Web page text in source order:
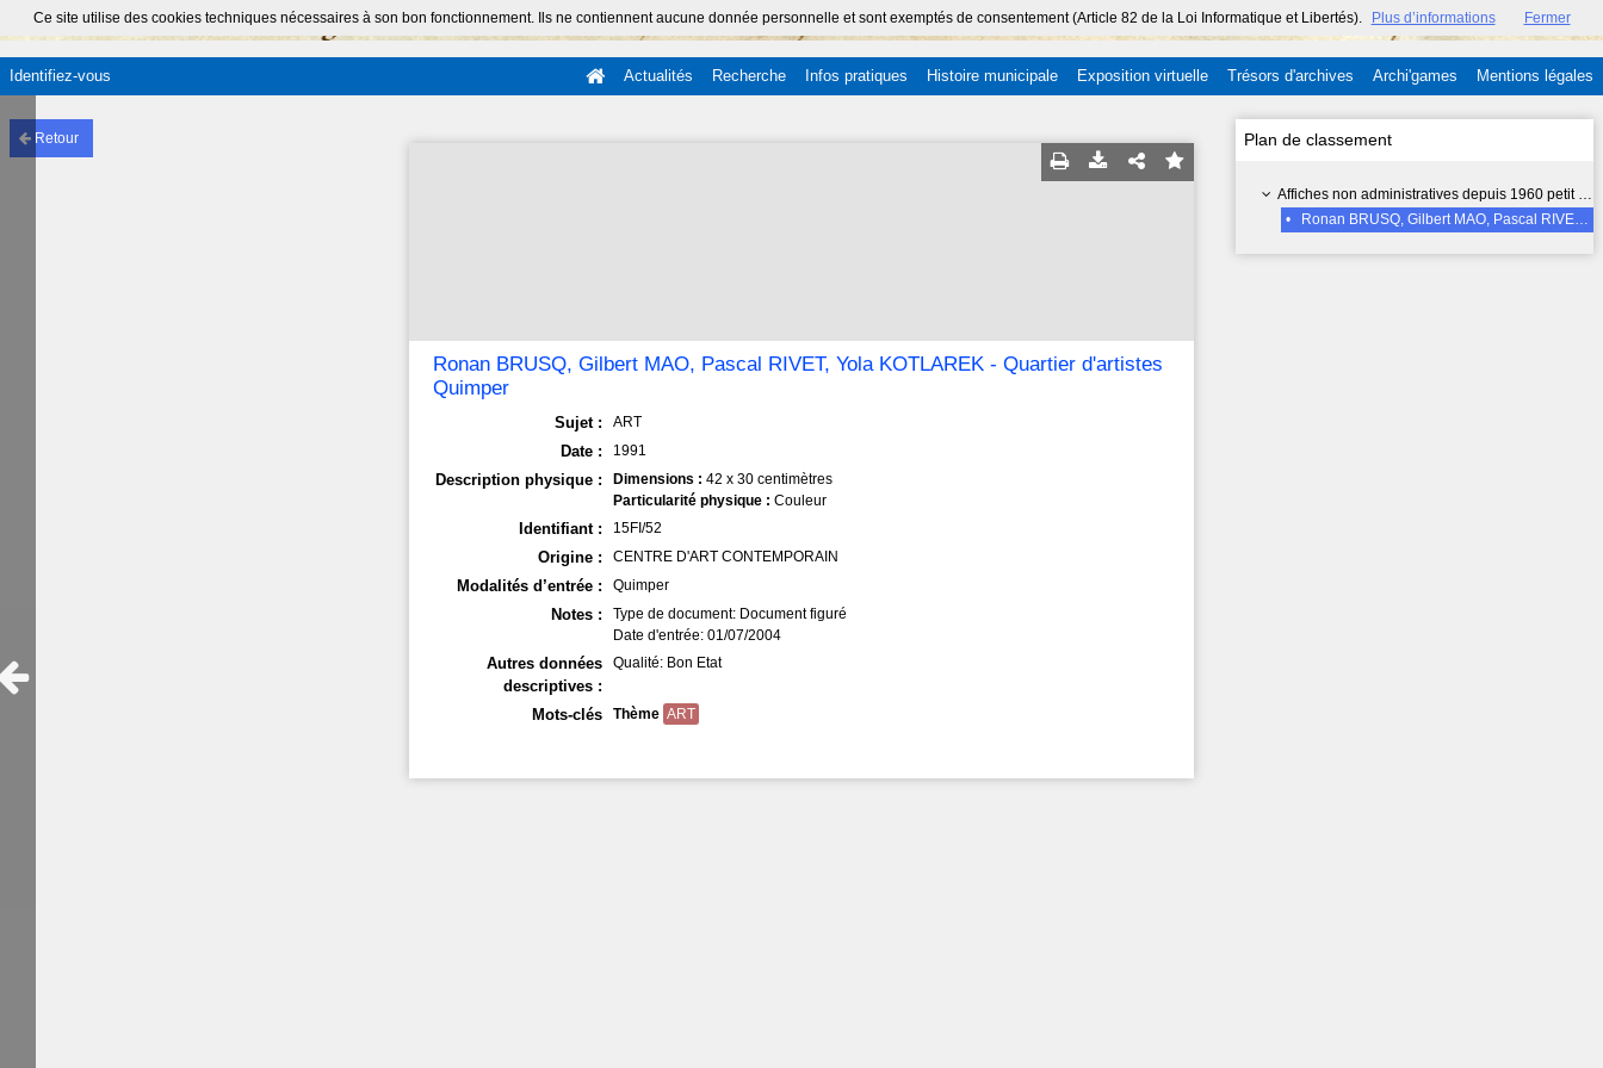
Ce site utilise des cookies techniques nécessaires à son bon fonctionnement. Ils ne contiennent aucune donnée personnelle et sont exemptés de consentement (Article 82 de la Loi Informatique et Libertés). Plus d’informations Fermer
Identifiez-vous Actualités Recherche Infos pratiques Histoire municipale Exposition virtuelle Trésors d'archives Archi'games Mentions légales
Retour Plan de classement
Affiches non administratives depuis 1960 petit format (inf. 70x50 cm) - 15 FI
•
Ronan BRUSQ, Gilbert MAO, Pascal RIVET, Yola KOTLAREK - Quartier d'artistes Quimper
Ronan BRUSQ, Gilbert MAO, Pascal RIVET, Yola KOTLAREK - Quartier d'artistes
Quimper
Sujet : ART
Date : 1991
Description physique : Dimensions :42 x 30 centimètres
Particularité physique :Couleur
Identifiant : 15FI/52
Origine : CENTRE D'ART CONTEMPORAIN
Modalités d’entrée : Quimper
Notes :
Type de document: Document figuré
Date d'entrée: 01/07/2004
Autres données
descriptives :
Qualité: Bon Etat
Mots-clés Thème ART